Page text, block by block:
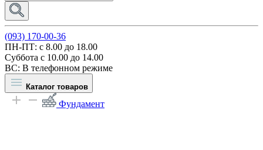
(093) 170-00-36
ПН-ПТ: c 8.00 до 18.00
Суббота с 10.00 до 14.00
ВС: В телефонном режиме
Каталог товаров
Фундамент